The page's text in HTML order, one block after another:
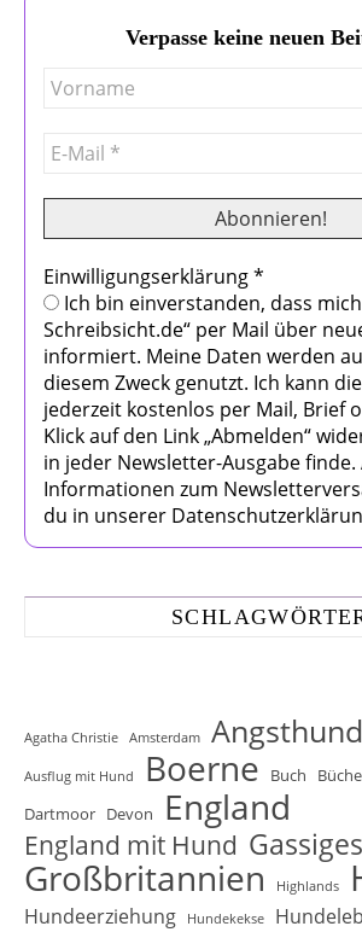
Verpasse keine neuen
Einwilligungserklärung*
Ich bin einverstanden, dass
Schreibsicht.de“ per Mail über
informiert. Meine Daten werden
diesem Zweck genutzt. Ich kann
jederzeit kostenlos per Mail, Brief
Klick auf den Link „Abmelden“
in jeder Newsletter-Ausgabe
Informationen zum
du in unserer
Agatha Christie Amsterdam Angsthund
Ausflug mit Hund Boerne Buch
Dartmoor Devon England
England mit Hund
Großbritannien Highlands
Hundeerziehung Hundekekse